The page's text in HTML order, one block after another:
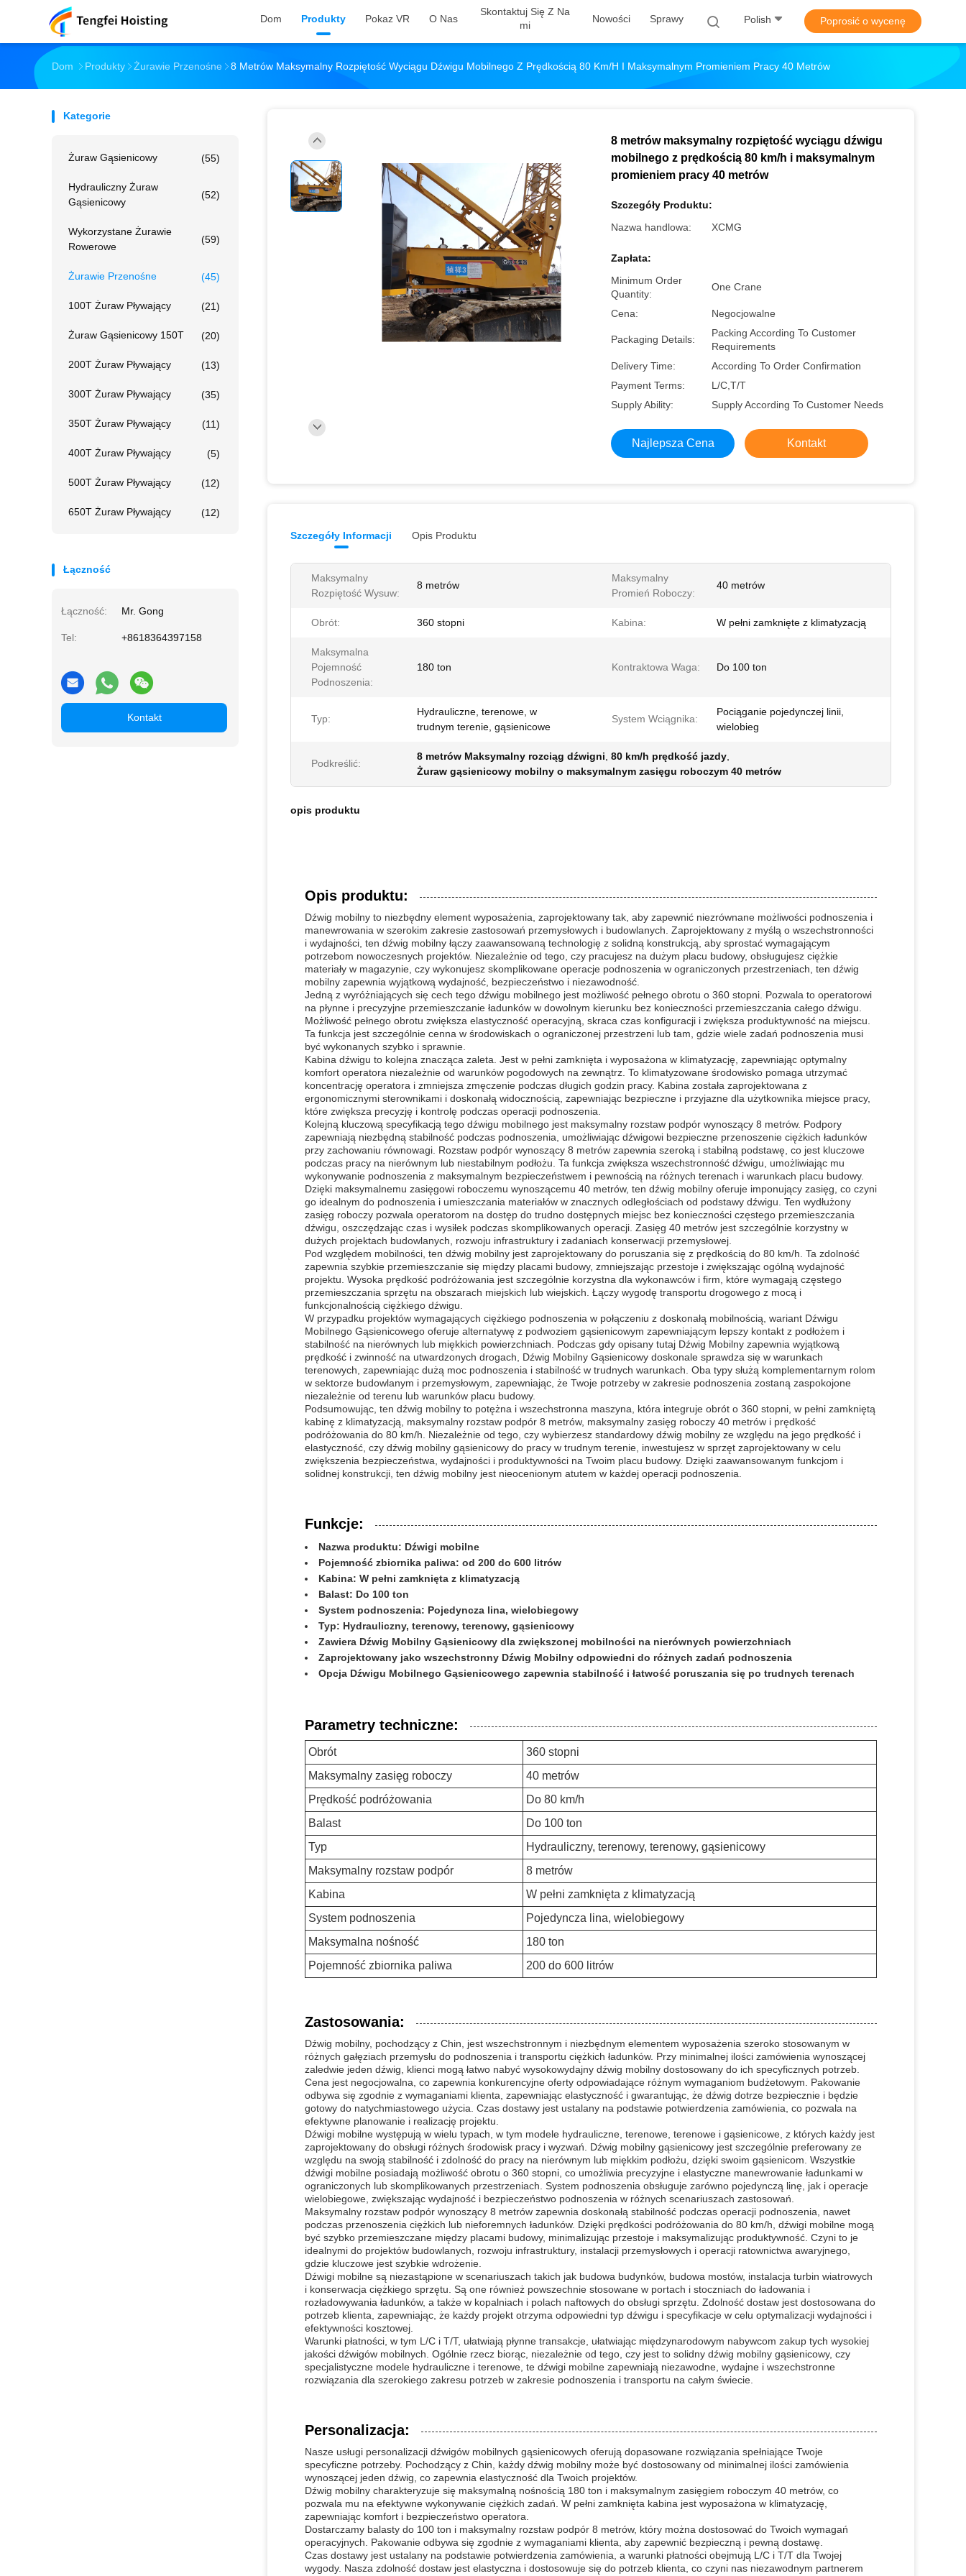
Dom Produkty Pokaz VR O Nas
Skontaktuj Się Z Na
Mi
Nowości Sprawy Polish Poprosić o wycenę
Dom Produkty Żurawie Przenośne 8 Metrów Maksymalny Rozpiętość Wyciągu Dźwigu Mobilnego Z Prędkością 80 Km/h I Maksymalnym Promieniem Pracy 40 Metrów
Kategorie
Żuraw Gąsienicowy (55)
Hydrauliczny Żuraw
Gąsienicowy
(52)
Wykorzystane Żurawie
Rowerowe
(59)
Żurawie Przenośne (45)
100T Żuraw Pływający (21)
Żuraw Gąsienicowy 150T (20)
200T Żuraw Pływający (13)
300T Żuraw Pływający (35)
350T Żuraw Pływający (11)
400T Żuraw Pływający (5)
500T Żuraw Pływający (12)
650T Żuraw Pływający (12)
Łączność
Łączność: Mr. Gong
Tel: +8618364397158
Kontakt
8 metrów maksymalny rozpiętość wyciągu dźwigu
mobilnego z prędkością 80 km/h i maksymalnym
promieniem pracy 40 metrów
Szczegóły Produktu:
Nazwa handlowa:
XCMG
Zapłata:
Minimum Order
Quantity:
One Crane
Cena: Negocjowalne
Packaging Details:
Packing According To Customer
Requirements
Delivery Time:
According To Order Confirmation
Payment Terms:
L/C,T/T
Supply Ability:
Supply According To Customer Needs
Najlepsza Cena Kontakt
Szczegóły Informacji Opis Produktu
Maksymalny
Rozpiętość Wysuw:
8 metrów
Maksymalny
Promień Roboczy:
40 metrów
Obrót: 360 stopni Kabina: W pełni zamknięte z klimatyzacją
Maksymalna
Pojemność
Podnoszenia:
180 ton Kontraktowa Waga: Do 100 ton
Typ:
Hydrauliczne, terenowe, w
trudnym terenie, gąsienicowe
System Wciągnika:
Pociąganie pojedynczej linii,
wielobieg
Podkreślić:
8 metrów Maksymalny rozciąg dźwigni 80 km/h prędkość jazdy
Żuraw gąsienicowy mobilny o maksymalnym zasięgu roboczym 40 metrów
opis produktu
Opis produktu:
Dźwig mobilny to niezbędny element wyposażenia, zaprojektowany tak, aby zapewnić niezrównane możliwości podnoszenia i
manewrowania w szerokim zakresie zastosowań przemysłowych i budowlanych. Zaprojektowany z myślą o wszechstronności
i wydajności, ten dźwig mobilny łączy zaawansowaną technologię z solidną konstrukcją, aby sprostać wymagającym
potrzebom nowoczesnych projektów. Niezależnie od tego, czy pracujesz na dużym placu budowy, obsługujesz ciężkie
materiały w magazynie, czy wykonujesz skomplikowane operacje podnoszenia w ograniczonych przestrzeniach, ten dźwig
mobilny zapewnia wyjątkową wydajność, bezpieczeństwo i niezawodność.
Jedną z wyróżniających się cech tego dźwigu mobilnego jest możliwość pełnego obrotu o 360 stopni. Pozwala to operatorowi
na płynne i precyzyjne przemieszczanie ładunków w dowolnym kierunku bez konieczności przemieszczania całego dźwigu.
Możliwość pełnego obrotu zwiększa elastyczność operacyjną, skraca czas konfiguracji i zwiększa produktywność na miejscu.
Ta funkcja jest szczególnie cenna w środowiskach o ograniczonej przestrzeni lub tam, gdzie wiele zadań podnoszenia musi
być wykonanych szybko i sprawnie.
Kabina dźwigu to kolejna znacząca zaleta. Jest w pełni zamknięta i wyposażona w klimatyzację, zapewniając optymalny
komfort operatora niezależnie od warunków pogodowych na zewnątrz. To klimatyzowane środowisko pomaga utrzymać
koncentrację operatora i zmniejsza zmęczenie podczas długich godzin pracy. Kabina została zaprojektowana z
ergonomicznymi sterownikami i doskonałą widocznością, zapewniając bezpieczne i przyjazne dla użytkownika miejsce pracy,
które zwiększa precyzję i kontrolę podczas operacji podnoszenia.
Kolejną kluczową specyfikacją tego dźwigu mobilnego jest maksymalny rozstaw podpór wynoszący 8 metrów. Podpory
zapewniają niezbędną stabilność podczas podnoszenia, umożliwiając dźwigowi bezpieczne przenoszenie ciężkich ładunków
przy zachowaniu równowagi. Rozstaw podpór wynoszący 8 metrów zapewnia szeroką i stabilną podstawę, co jest kluczowe
podczas pracy na nierównym lub niestabilnym podłożu. Ta funkcja zwiększa wszechstronność dźwigu, umożliwiając mu
wykonywanie podnoszenia z maksymalnym bezpieczeństwem i pewnością na różnych terenach i warunkach placu budowy.
Dzięki maksymalnemu zasięgowi roboczemu wynoszącemu 40 metrów, ten dźwig mobilny oferuje imponujący zasięg, co czyni
go idealnym do podnoszenia i umieszczania materiałów w znacznych odległościach od podstawy dźwigu. Ten wydłużony
zasięg roboczy pozwala operatorom na dostęp do trudno dostępnych miejsc bez konieczności częstego przemieszczania
dźwigu, oszczędzając czas i wysiłek podczas skomplikowanych operacji. Zasięg 40 metrów jest szczególnie korzystny w
dużych projektach budowlanych, rozwoju infrastruktury i zadaniach konserwacji przemysłowej.
Pod względem mobilności, ten dźwig mobilny jest zaprojektowany do poruszania się z prędkością do 80 km/h. Ta zdolność
zapewnia szybkie przemieszczanie się między placami budowy, zmniejszając przestoje i zwiększając ogólną wydajność
projektu. Wysoka prędkość podróżowania jest szczególnie korzystna dla wykonawców i firm, które wymagają częstego
przemieszczania sprzętu na obszarach miejskich lub wiejskich. Łączy wygodę transportu drogowego z mocą i
funkcjonalnością ciężkiego dźwigu.
W przypadku projektów wymagających ciężkiego podnoszenia w połączeniu z doskonałą mobilnością, wariant Dźwigu
Mobilnego Gąsienicowego oferuje alternatywę z podwoziem gąsienicowym zapewniającym lepszy kontakt z podłożem i
stabilność na nierównych lub miękkich powierzchniach. Podczas gdy opisany tutaj Dźwig Mobilny zapewnia wyjątkową
prędkość i zwinność na utwardzonych drogach, Dźwig Mobilny Gąsienicowy doskonale sprawdza się w warunkach
terenowych, zapewniając dużą moc podnoszenia i stabilność w trudnych warunkach. Oba typy służą komplementarnym rolom
w sektorze budowlanym i przemysłowym, zapewniając, że Twoje potrzeby w zakresie podnoszenia zostaną zaspokojone
niezależnie od terenu lub warunków placu budowy.
Podsumowując, ten dźwig mobilny to potężna i wszechstronna maszyna, która integruje obrót o 360 stopni, w pełni zamkniętą
kabinę z klimatyzacją, maksymalny rozstaw podpór 8 metrów, maksymalny zasięg roboczy 40 metrów i prędkość
podróżowania do 80 km/h. Niezależnie od tego, czy wybierzesz standardowy dźwig mobilny ze względu na jego prędkość i
elastyczność, czy dźwig mobilny gąsienicowy do pracy w trudnym terenie, inwestujesz w sprzęt zaprojektowany w celu
zwiększenia bezpieczeństwa, wydajności i produktywności na Twoim placu budowy. Dzięki zaawansowanym funkcjom i
solidnej konstrukcji, ten dźwig mobilny jest nieocenionym atutem w każdej operacji podnoszenia.
Funkcje:
Nazwa produktu: Dźwigi mobilne
Pojemność zbiornika paliwa: od 200 do 600 litrów
Kabina: W pełni zamknięta z klimatyzacją
Balast: Do 100 ton
System podnoszenia: Pojedyncza lina, wielobiegowy
Typ: Hydrauliczny, terenowy, terenowy, gąsienicowy
Zawiera Dźwig Mobilny Gąsienicowy dla zwiększonej mobilności na nierównych powierzchniach
Zaprojektowany jako wszechstronny Dźwig Mobilny odpowiedni do różnych zadań podnoszenia
Opcja Dźwigu Mobilnego Gąsienicowego zapewnia stabilność i łatwość poruszania się po trudnych terenach
Parametry techniczne:
Obrót
360 stopni
Maksymalny zasięg roboczy
40 metrów
Prędkość podróżowania
Do 80 km/h
Balast
Do 100 ton
Typ
Hydrauliczny, terenowy, terenowy, gąsienicowy
Maksymalny rozstaw podpór
8 metrów
Kabina
W pełni zamknięta z klimatyzacją
System podnoszenia
Pojedyncza lina, wielobiegowy
Maksymalna nośność
180 ton
Pojemność zbiornika paliwa
200 do 600 litrów
Zastosowania:
Dźwig mobilny, pochodzący z Chin, jest wszechstronnym i niezbędnym elementem wyposażenia szeroko stosowanym w
różnych gałęziach przemysłu do podnoszenia i transportu ciężkich ładunków. Przy minimalnej ilości zamówienia wynoszącej
zaledwie jeden dźwig, klienci mogą łatwo nabyć wysokowydajny dźwig mobilny dostosowany do ich specyficznych potrzeb.
Cena jest negocjowalna, co zapewnia konkurencyjne oferty odpowiadające różnym wymaganiom budżetowym. Pakowanie
odbywa się zgodnie z wymaganiami klienta, zapewniając elastyczność i gwarantując, że dźwig dotrze bezpiecznie i będzie
gotowy do natychmiastowego użycia. Czas dostawy jest ustalany na podstawie potwierdzenia zamówienia, co pozwala na
efektywne planowanie i realizację projektu.
Dźwigi mobilne występują w wielu typach, w tym modele hydrauliczne, terenowe, terenowe i gąsienicowe, z których każdy jest
zaprojektowany do obsługi różnych środowisk pracy i wyzwań. Dźwig mobilny gąsienicowy jest szczególnie preferowany ze
względu na swoją stabilność i zdolność do pracy na nierównym lub miękkim podłożu, dzięki swoim gąsienicom. Wszystkie
dźwigi mobilne posiadają możliwość obrotu o 360 stopni, co umożliwia precyzyjne i elastyczne manewrowanie ładunkami w
ograniczonych lub skomplikowanych przestrzeniach. System podnoszenia obsługuje zarówno pojedynczą linę, jak i operacje
wielobiegowe, zwiększając wydajność i bezpieczeństwo podnoszenia w różnych scenariuszach zastosowań.
Maksymalny rozstaw podpór wynoszący 8 metrów zapewnia doskonałą stabilność podczas operacji podnoszenia, nawet
podczas przenoszenia ciężkich lub nieforemnych ładunków. Dzięki prędkości podróżowania do 80 km/h, dźwigi mobilne mogą
być szybko przemieszczane między placami budowy, minimalizując przestoje i maksymalizując produktywność. Czyni to je
idealnymi do projektów budowlanych, rozwoju infrastruktury, instalacji przemysłowych i operacji ratownictwa awaryjnego,
gdzie kluczowe jest szybkie wdrożenie.
Dźwigi mobilne są niezastąpione w scenariuszach takich jak budowa budynków, budowa mostów, instalacja turbin wiatrowych
i konserwacja ciężkiego sprzętu. Są one również powszechnie stosowane w portach i stoczniach do ładowania i
rozładowywania ładunków, a także w kopalniach i polach naftowych do obsługi sprzętu. Zdolność dostaw jest dostosowana do
potrzeb klienta, zapewniając, że każdy projekt otrzyma odpowiedni typ dźwigu i specyfikacje w celu optymalizacji wydajności i
efektywności kosztowej.
Warunki płatności, w tym L/C i T/T, ułatwiają płynne transakcje, ułatwiając międzynarodowym nabywcom zakup tych wysokiej
jakości dźwigów mobilnych. Ogólnie rzecz biorąc, niezależnie od tego, czy jest to solidny dźwig mobilny gąsienicowy, czy
specjalistyczne modele hydrauliczne i terenowe, te dźwigi mobilne zapewniają niezawodne, wydajne i wszechstronne
rozwiązania dla szerokiego zakresu potrzeb w zakresie podnoszenia i transportu na całym świecie.
Personalizacja:
Nasze usługi personalizacji dźwigów mobilnych gąsienicowych oferują dopasowane rozwiązania spełniające Twoje
specyficzne potrzeby. Pochodzący z Chin, każdy dźwig mobilny może być dostosowany od minimalnej ilości zamówienia
wynoszącej jeden dźwig, co zapewnia elastyczność dla Twoich projektów.
Dźwig mobilny charakteryzuje się maksymalną nośnością 180 ton i maksymalnym zasięgiem roboczym 40 metrów, co
pozwala mu na efektywne wykonywanie ciężkich zadań. W pełni zamknięta kabina jest wyposażona w klimatyzację,
zapewniając komfort i bezpieczeństwo operatora.
Dostarczamy balasty do 100 ton i maksymalny rozstaw podpór 8 metrów, który można dostosować do Twoich wymagań
operacyjnych. Pakowanie odbywa się zgodnie z wymaganiami klienta, aby zapewnić bezpieczną i pewną dostawę.
Czas dostawy jest ustalany na podstawie potwierdzenia zamówienia, a warunki płatności obejmują L/C i T/T dla Twojej
wygody. Nasza zdolność dostaw jest elastyczna i dostosowuje się do potrzeb klienta, co czyni nas niezawodnym partnerem